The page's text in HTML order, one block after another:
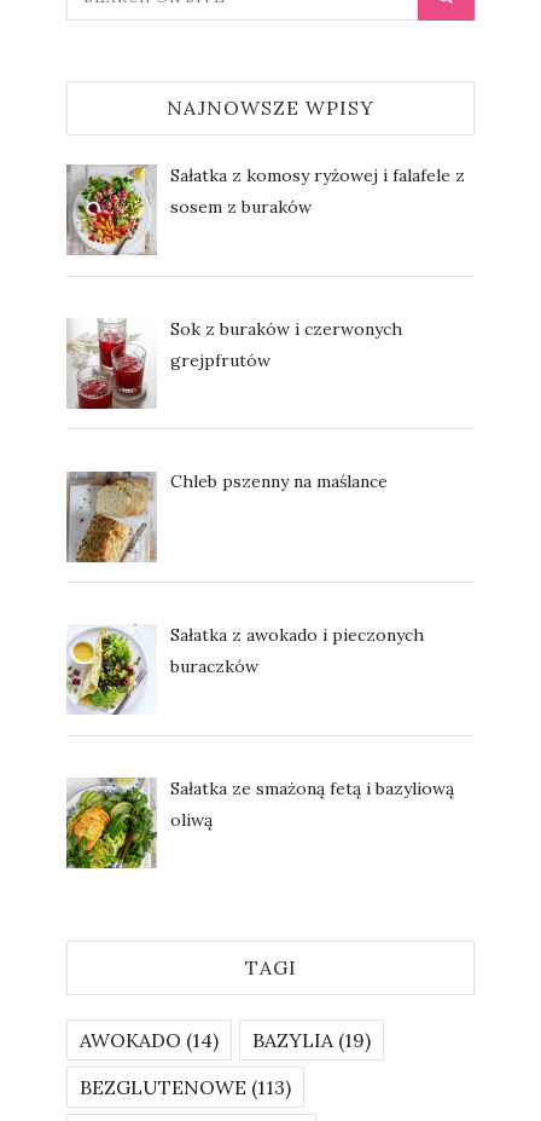
NAJNOWSZE WPISY
Sałatka z komosy ryżowej i falafele z
sosem z buraków
Sok z buraków i czerwonych
grejpfrutów
Chleb pszenny na maślance
Sałatka z awokado i pieczonych
buraczków
Sałatka ze smażoną fetą i bazyliową
oliwą
TAGI
AWOKADO (14) BAZYLIA(19)
BEZGLUTENOWE (113)